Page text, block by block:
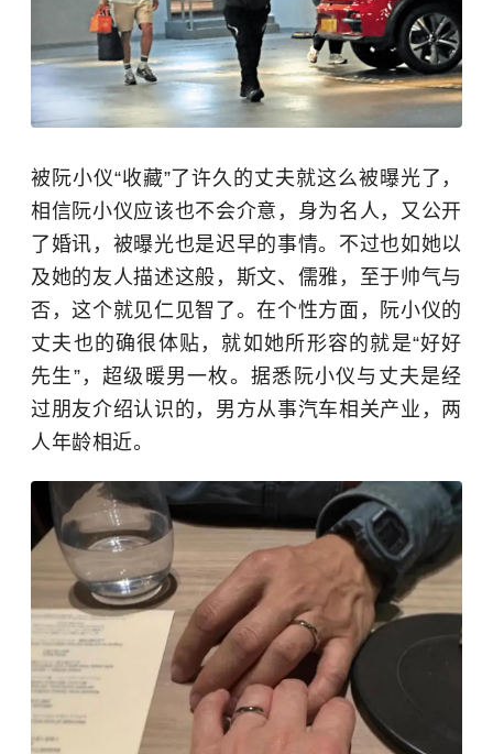
被阮小仪“收藏”了许久的丈夫就这么被曝光了，
相信阮小仪应该也不会介意，身为名人，又公开
了婚讯，被曝光也是迟早的事情。不过也如她以
及她的友人描述这般，斯文、儒雅，至于帅气与
否，这个就见仁见智了。在个性方面，阮小仪的
丈夫也的确很体贴，就如她所形容的就是“好好
先生”，超级暖男一枚。据悉阮小仪与丈夫是经
过朋友介绍认识的，男方从事汽车相关产业，两
人年龄相近。